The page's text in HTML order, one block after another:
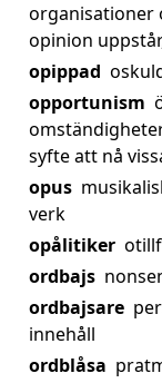
organisationer
opinion
opippad
opportunism
syfte att nå
opus
verk
opålitiker
ordbajs
ordbajsare
innehåll
ordblåsa